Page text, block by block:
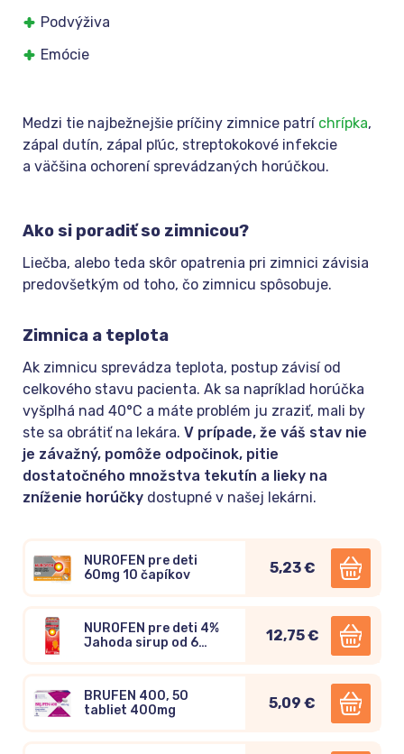
Podvýživa
Emócie
Medzi tie najbežnejšie príčiny zimnice patrí chrípka,
zápal dutín, zápal pľúc, streptokokové infekcie
a väčšina ochorení sprevádzaných horúčkou.
Ako si poradiť so zimnicou?
Liečba, alebo teda skôr opatrenia pri zimnici závisia
predovšetkým od toho, čo zimnicu spôsobuje.
Zimnica a teplota
Ak zimnicu sprevádza teplota, postup závisí od
celkového stavu pacienta. Ak sa napríklad horúčka
vyšplhá nad 40°C a máte problém ju zraziť, mali by
ste sa obrátiť na lekára. V prípade, že váš stav nie
je závažný, pomôže odpočinok, pitie
dostatočného množstva tekutín a lieky na
zníženie horúčky dostupné v našej lekárni.
NUROFEN pre deti
60mg 10 čapíkov
5,23 €
NUROFEN pre deti 4%
Jahoda sirup od 6
12,75 €
BRUFEN 400, 50
tabliet 400mg
5,09 €